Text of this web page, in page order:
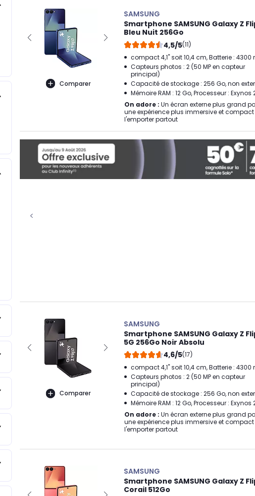
Comparer
SAMSUNG
Smartphone SAMSUNG Galaxy Z
Bleu Nuit 256Go
4,5/5(11)
compact 4,1" soit 10,4 cm, Batterie : 4300
Capteurs photos : 2 (50 MP en capteur
principal)
Capacité de stockage : 256 Go, non
Mémoire RAM : 12 Go, Processeur : Exynos
On adore : Un écran externe plus grand
une expérience plus immersive et
l'emporter partout
Comparer
SAMSUNG
Smartphone SAMSUNG Galaxy Z
5G 256Go Noir Absolu
4,6/5(17)
compact 4,1" soit 10,4 cm, Batterie : 4300
Capteurs photos : 2 (50 MP en capteur
principal)
Capacité de stockage : 256 Go, non
Mémoire RAM : 12 Go, Processeur : Exynos
On adore : Un écran externe plus grand
une expérience plus immersive et
l'emporter partout
SAMSUNG
Smartphone SAMSUNG Galaxy Z
Corail 512Go